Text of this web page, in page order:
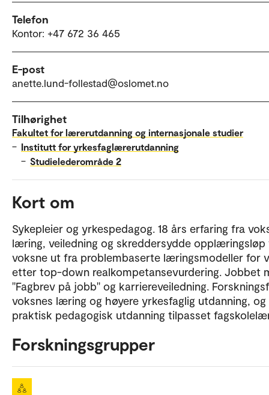
Telefon
Kontor: +47 672 36 465
E-post
anette.lund-follestad@oslomet.no
Tilhørighet
Fakultet for lærerutdanning og internasjonale studier
– Institutt for yrkesfaglærerutdanning
– Studielederområde 2
Kort om
Sykepleier og yrkespedagog. 18 års erfaring fra
læring, veiledning og skreddersydde opplæringsløp
voksne ut fra problembaserte læringsmodeller for
etter top-down realkompetansevurdering. Jobbet
"Fagbrev på jobb" og karriereveiledning.
voksnes læring og høyere yrkesfaglig utdanning, og
praktisk pedagogisk utdanning tilpasset
Forskningsgrupper